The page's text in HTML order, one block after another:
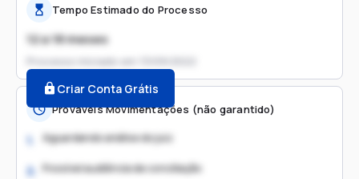
Tempo Estimado do Processo
12 a 18 meses
Processo iniciado em
Criar Conta Grátis
Prováveis Movimentações (não garantido)
1. Aguardando análise do juiz
2. Possível audiência de conciliação